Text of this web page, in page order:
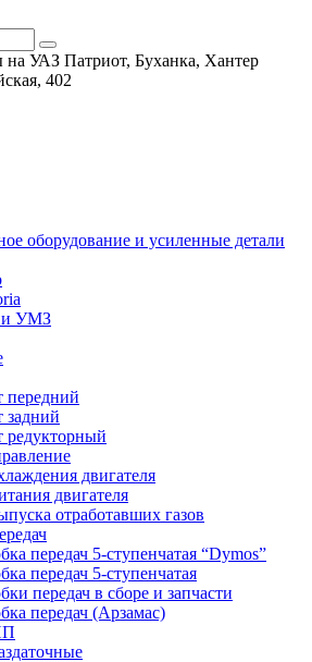
на УАЗ Патриот, Буханка, Хантер
402
оборудование и усиленные детали
УМЗ
передний
задний
редукторный
двигателя
двигателя
отработавших газов
передач 5-ступенчатая “Dymos”
передач 5-ступенчатая
передач в сборе и запчасти
передач (Арзамас)